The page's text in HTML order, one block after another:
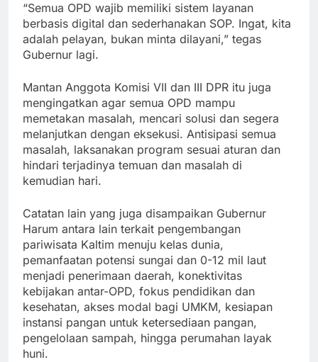
“Semua OPD wajib memiliki sistem layanan
berbasis digital dan sederhanakan SOP. Ingat, kita
adalah pelayan, bukan minta dilayani,” tegas
Gubernur lagi.
Mantan Anggota Komisi VII dan III DPR itu juga
mengingatkan agar semua OPD mampu
memetakan masalah, mencari solusi dan segera
melanjutkan dengan eksekusi. Antisipasi semua
masalah, laksanakan program sesuai aturan dan
hindari terjadinya temuan dan masalah di
kemudian hari.
Catatan lain yang juga disampaikan Gubernur
Harum antara lain terkait pengembangan
pariwisata Kaltim menuju kelas dunia,
pemanfaatan potensi sungai dan 0-12 mil laut
menjadi penerimaan daerah, konektivitas
kebijakan antar-OPD, fokus pendidikan dan
kesehatan, akses modal bagi UMKM, kesiapan
instansi pangan untuk ketersediaan pangan,
pengelolaan sampah, hingga perumahan layak
huni.